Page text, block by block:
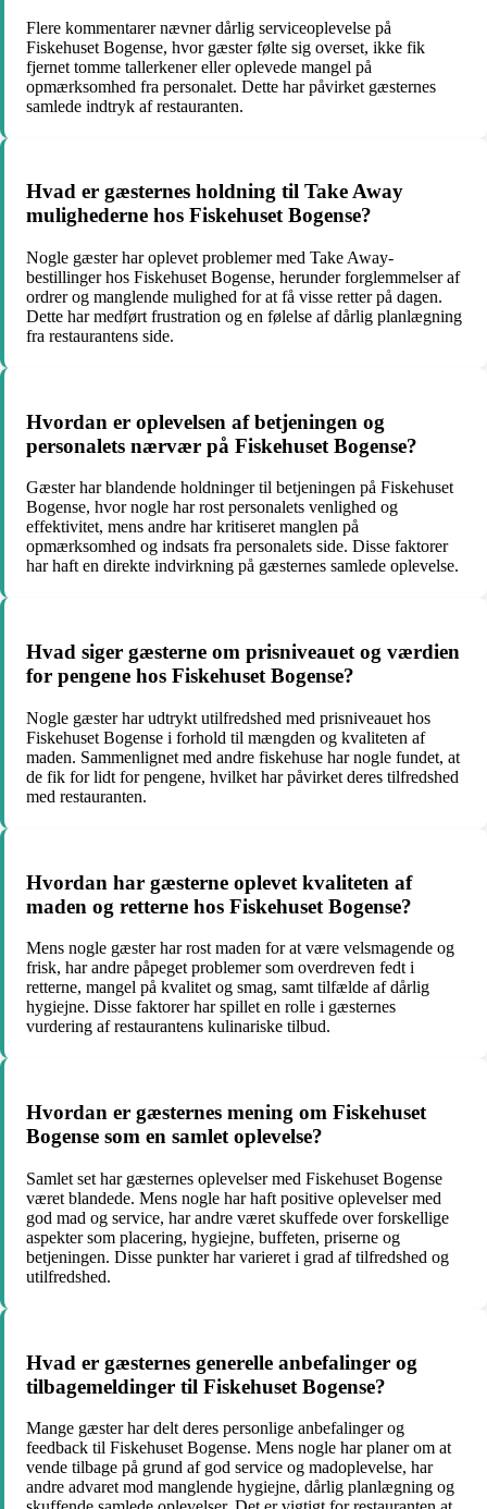
Flere kommentarer nævner dårlig serviceoplevelse på
Fiskehuset Bogense, hvor gæster følte sig overset, ikke fik
fjernet tomme tallerkener eller oplevede mangel på
opmærksomhed fra personalet. Dette har påvirket gæsternes
samlede indtryk af restauranten.
Hvad er gæsternes holdning til Take Away
mulighederne hos Fiskehuset Bogense?
Nogle gæster har oplevet problemer med Take Away-
bestillinger hos Fiskehuset Bogense, herunder forglemmelser af
ordrer og manglende mulighed for at få visse retter på dagen.
Dette har medført frustration og en følelse af dårlig planlægning
fra restaurantens side.
Hvordan er oplevelsen af betjeningen og
personalets nærvær på Fiskehuset Bogense?
Gæster har blandende holdninger til betjeningen på Fiskehuset
Bogense, hvor nogle har rost personalets venlighed og
effektivitet, mens andre har kritiseret manglen på
opmærksomhed og indsats fra personalets side. Disse faktorer
har haft en direkte indvirkning på gæsternes samlede oplevelse.
Hvad siger gæsterne om prisniveauet og værdien
for pengene hos Fiskehuset Bogense?
Nogle gæster har udtrykt utilfredshed med prisniveauet hos
Fiskehuset Bogense i forhold til mængden og kvaliteten af
maden. Sammenlignet med andre fiskehuse har nogle fundet, at
de fik for lidt for pengene, hvilket har påvirket deres tilfredshed
med restauranten.
Hvordan har gæsterne oplevet kvaliteten af
maden og retterne hos Fiskehuset Bogense?
Mens nogle gæster har rost maden for at være velsmagende og
frisk, har andre påpeget problemer som overdreven fedt i
retterne, mangel på kvalitet og smag, samt tilfælde af dårlig
hygiejne. Disse faktorer har spillet en rolle i gæsternes
vurdering af restaurantens kulinariske tilbud.
Hvordan er gæsternes mening om Fiskehuset
Bogense som en samlet oplevelse?
Samlet set har gæsternes oplevelser med Fiskehuset Bogense
været blandede. Mens nogle har haft positive oplevelser med
god mad og service, har andre været skuffede over forskellige
aspekter som placering, hygiejne, buffeten, priserne og
betjeningen. Disse punkter har varieret i grad af tilfredshed og
utilfredshed.
Hvad er gæsternes generelle anbefalinger og
tilbagemeldinger til Fiskehuset Bogense?
Mange gæster har delt deres personlige anbefalinger og
feedback til Fiskehuset Bogense. Mens nogle har planer om at
vende tilbage på grund af god service og madoplevelse, har
andre advaret mod manglende hygiejne, dårlig planlægning og